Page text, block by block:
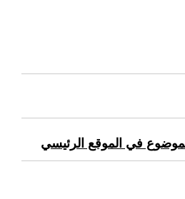
في الموقع الرئيسي